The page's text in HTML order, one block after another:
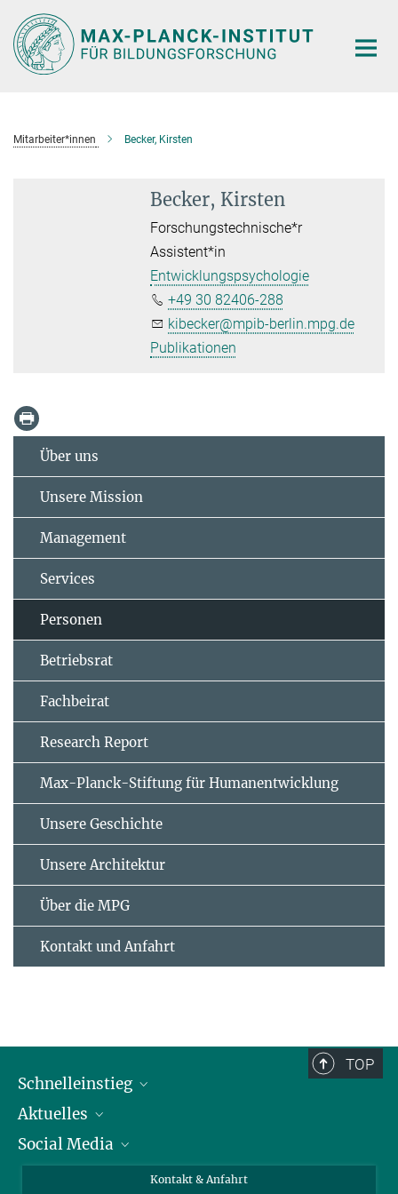
Hauptinhalt
Mitarbeiter*innen Becker, Kirsten
Becker, Kirsten
Forschungstechnische*r
Assistent*in
Entwicklungspsychologie
+49 30 82406-288
kibecker@mpib-berlin.mpg.de
Publikationen
Über uns
Unsere Mission
Management
Services
Personen
Betriebsrat
Fachbeirat
Research Report
Max-Planck-Stiftung für Humanentwicklung
Unsere Geschichte
Unsere Architektur
Über die MPG
Kontakt und Anfahrt
TOP
Schnelleinstieg
Personen
Pressebereich
Aktuelles
Stellenangebote
Social Media
Kontakt & Anfahrt